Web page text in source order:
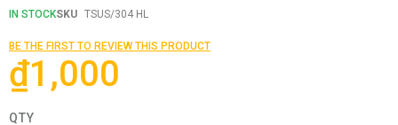
the
of
the
images
gallery
IN STOCKSKU TSUS/304 HL
BE THE FIRST TO REVIEW THIS PRODUCT
₫1,000
QTY